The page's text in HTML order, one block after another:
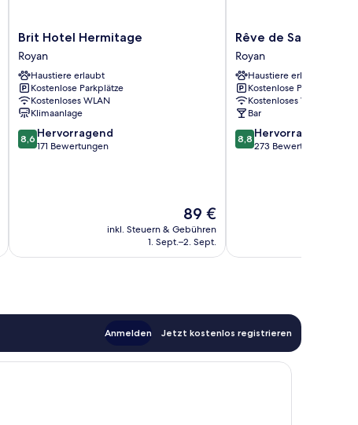
Brit
Hotel
Hermitage
Royan
Brit Hotel Hermitage
Royan
Haustiere erlaubt
Kostenlose Parkplätze
Kostenloses WLAN
Klimaanlage
8.6
von
8,6 Hervorragend
171 Bewertungen
Der
Preis
beträgt
89 €
inkl. Steuern & Gebühren
1. Sept.–2. Sept.
Rêve
de
Sable
Royan
Rêve de Sable
Royan
Haustiere erlaubt
Kostenlose Parkplätze
Kostenloses WLAN
Bar
8.8
von
8,8 Hervorragend
273 Bewertungen
Anmelden Jetzt kostenlos registrieren